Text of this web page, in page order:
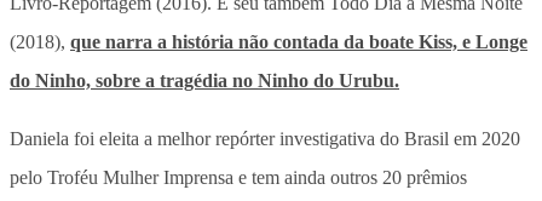
(2018), que narra a história não contada da boate Kiss, e Longe
do Ninho, sobre a tragédia no Ninho do Urubu.
Daniela foi eleita a melhor repórter investigativa do Brasil em 2020
pelo Troféu Mulher Imprensa e tem ainda outros 20 prêmios